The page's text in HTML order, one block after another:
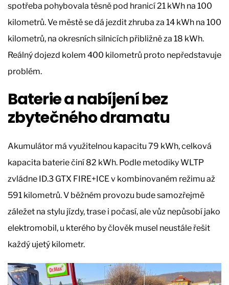
spotřeba pohybovala těsně pod hranicí 21 kWh na 100
kilometrů. Ve městě se dá jezdit zhruba za 14 kWh na 100
kilometrů, na okresních silnicích přibližně za 18 kWh.
Reálný dojezd kolem 400 kilometrů proto nepředstavuje
problém.
Baterie a nabíjení bez
zbytečného dramatu
Akumulátor má využitelnou kapacitu 79 kWh, celková
kapacita baterie činí 82 kWh. Podle metodiky WLTP
zvládne ID.3 GTX FIRE+ICE v kombinovaném režimu až
591 kilometrů. V běžném provozu bude samozřejmě
záležet na stylu jízdy, trase i počasí, ale vůz nepůsobí jako
elektromobil, u kterého by člověk musel neustále řešit
každý ujetý kilometr.